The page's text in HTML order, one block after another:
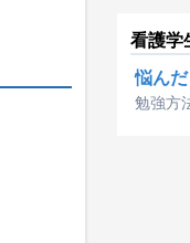
看護学
悩ん
勉強方